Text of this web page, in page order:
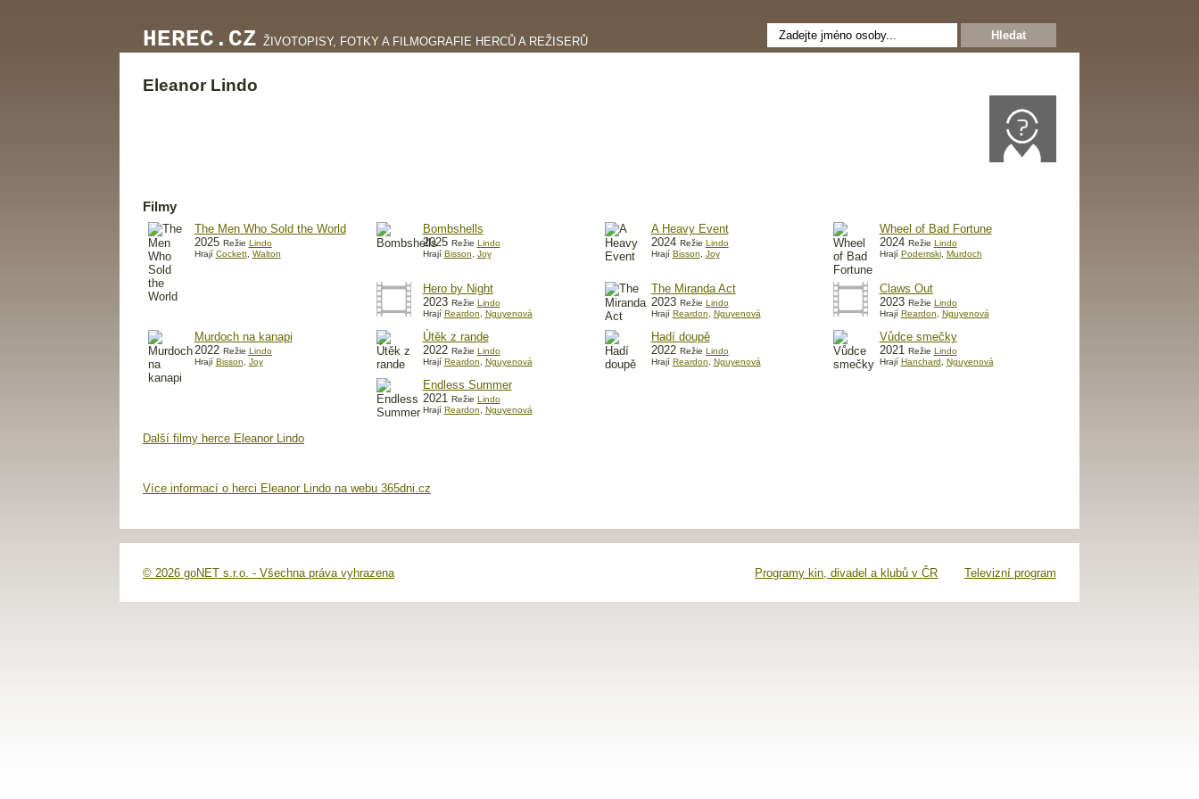
HEREC.CZ ŽIVOTOPISY, FOTKY A FILMOGRAFIE HERCŮ A REŽISERŮ
Eleanor Lindo
Filmy
The Men Who Sold the World
2025 Režie Lindo
Hrají Cockett, Walton
Bombshells
2025 Režie Lindo
Hrají Bisson Joy
A Heavy Event
2024 Režie Lindo
Hrají Bisson Joy
Wheel of Bad Fortune
2024 Režie Lindo
Hrají Podemski, Murdoch
Hero by Night
2023 Režie Lindo
Hrají Reardon, Nguyenová
The Miranda Act
2023 Režie Lindo
Hrají Reardon, Nguyenová
Claws Out
2023 Režie Lindo
Hrají Reardon, Nguyenová
Murdoch na kanapi
2022 Režie Lindo
Hrají Bisson Joy
Útěk z rande
2022 Režie Lindo
Hrají Reardon Nguyenová
Hadí doupě
2022 Režie Lindo
Hrají Reardon Nguyenová
Vůdce smečky
2021 Režie Lindo
Hrají Hanchard Nguyenová
Endless Summer
2021
Režie Lindo
Hrají Reardon Nguyenová
Další filmy herce Eleanor Lindo
Více informací o herci Eleanor Lindo na webu 365dni.cz
© 2026 goNET s.r.o. - Všechna práva vyhrazena Programy kin, divadel a klubů v ČR Televizní program